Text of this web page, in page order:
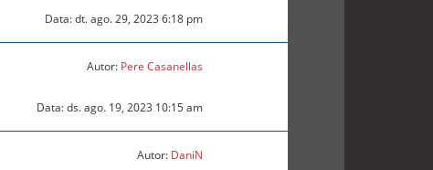
Data: dt. ago. 29, 2023 6:18 pm
Autor: Pere Casanellas
Data: ds. ago. 19, 2023 10:15 am
Autor: DaniN